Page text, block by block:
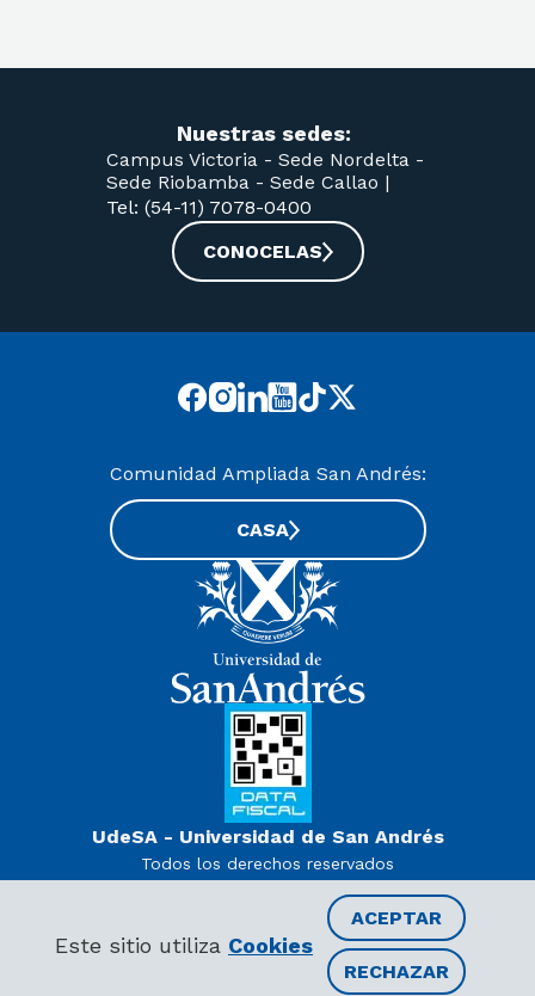
Este sitio utiliza Cookies
ACEPTAR
RECHAZAR
Nuestras sedes:
Campus Victoria - Sede Nordelta -
Sede Riobamba - Sede Callao |
Tel: (54-11) 7078-0400
CONOCELAS
UdeSA - Universidad de San Andrés
Todos los derechos reservados
Decreto PEN 978/07
Comunidad Ampliada San Andrés:
CASA